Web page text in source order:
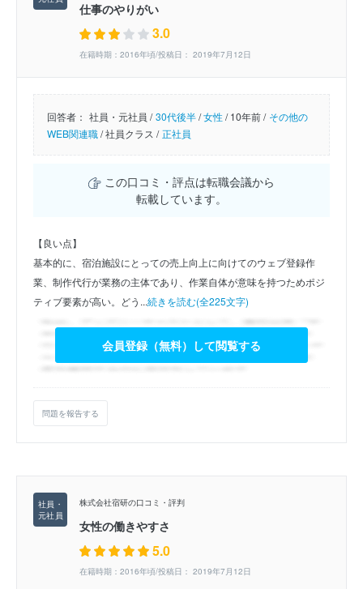
仕事のやりがい
3.0
在籍時期：2016年頃/投稿日： 2019年7月12日
回答者： 社員・元社員 / 30代後半/女性/10年前 / その他の
WEB関連職/社員クラス / 正社員
この口コミ・評点は転職会議から
転載しています。
【良い点】
基本的に、宿泊施設にとっての売上向上に向けてのウェブ登録作
業、制作代行が業務の主体であり、作業自体が意味を持つためポジ
ティブ要素が高い。どう...続きを読む(全225文字)
会員登録（無料）して閲覧する
問題を報告する
株式会社宿研の口コミ・評判
女性の働きやすさ
5.0
在籍時期：2016年頃/投稿日： 2019年7月12日